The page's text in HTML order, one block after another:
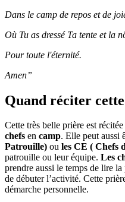
Dans le camp de repos et de
Où Tu as dressé Ta tente et la
Pour toute l'éternité.
Amen”
Quand réciter
Cette très belle prière est
chefs en camp. Elle peut aussi
Patrouille) ou les CE ( Chefs
patrouille ou leur équipe. Les
prendre aussi le temps de lire
de débuter l’activité. Cette
démarche personnelle.